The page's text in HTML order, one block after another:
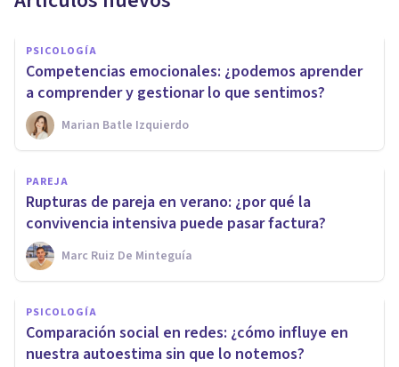
PSICOLOGÍA
Competencias emocionales: ¿podemos aprender
a comprender y gestionar lo que sentimos?
Marian Batle Izquierdo
PAREJA
Rupturas de pareja en verano: ¿por qué la
convivencia intensiva puede pasar factura?
Marc Ruiz De Minteguía
PSICOLOGÍA
Comparación social en redes: ¿cómo influye en
nuestra autoestima sin que lo notemos?